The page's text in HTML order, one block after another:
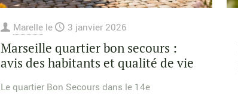
Marelle le 3 janvier 2026
Marseille quartier bon secours :
avis des habitants et qualité de vie
Le quartier Bon Secours dans le 14e